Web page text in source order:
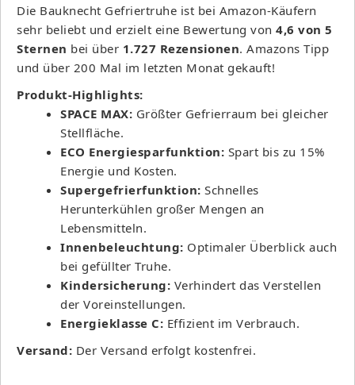
Die Bauknecht Gefriertruhe ist bei Amazon-Käufern
sehr beliebt und erzielt eine Bewertung von 4,6 von 5
Sternen bei über 1.727 Rezensionen. Amazons Tipp
und über 200 Mal im letzten Monat gekauft!
Produkt-Highlights:
SPACE MAX: Größter Gefrierraum bei gleicher
Stellfläche.
ECO Energiesparfunktion: Spart bis zu 15%
Energie und Kosten.
Supergefrierfunktion: Schnelles
Herunterkühlen großer Mengen an
Lebensmitteln.
Innenbeleuchtung: Optimaler Überblick auch
bei gefüllter Truhe.
Kindersicherung: Verhindert das Verstellen
der Voreinstellungen.
Energieklasse C: Effizient im Verbrauch.
Versand: Der Versand erfolgt kostenfrei.